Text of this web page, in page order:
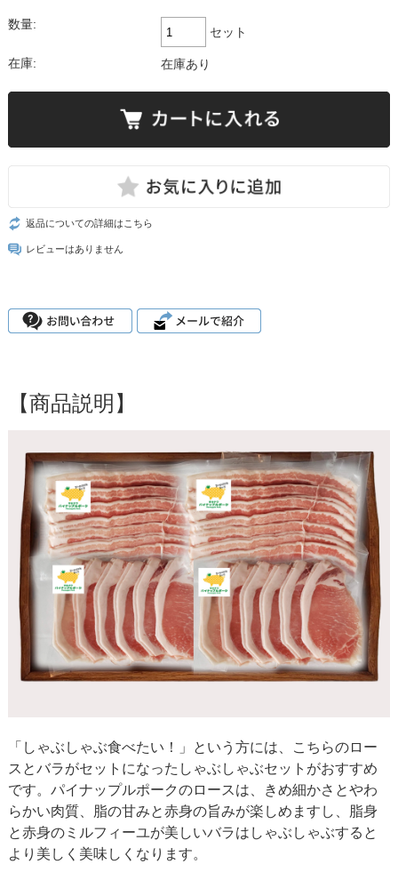
数量:
セット
在庫: 在庫あり
返品についての詳細はこちら
レビューはありません
【商品説明】
「しゃぶしゃぶ食べたい！」という方には、こちらのロー
スとバラがセットになったしゃぶしゃぶセットがおすすめ
です。パイナップルポークのロースは、きめ細かさとやわ
らかい肉質、脂の甘みと赤身の旨みが楽しめますし、脂身
と赤身のミルフィーユが美しいバラはしゃぶしゃぶすると
より美しく美味しくなります。